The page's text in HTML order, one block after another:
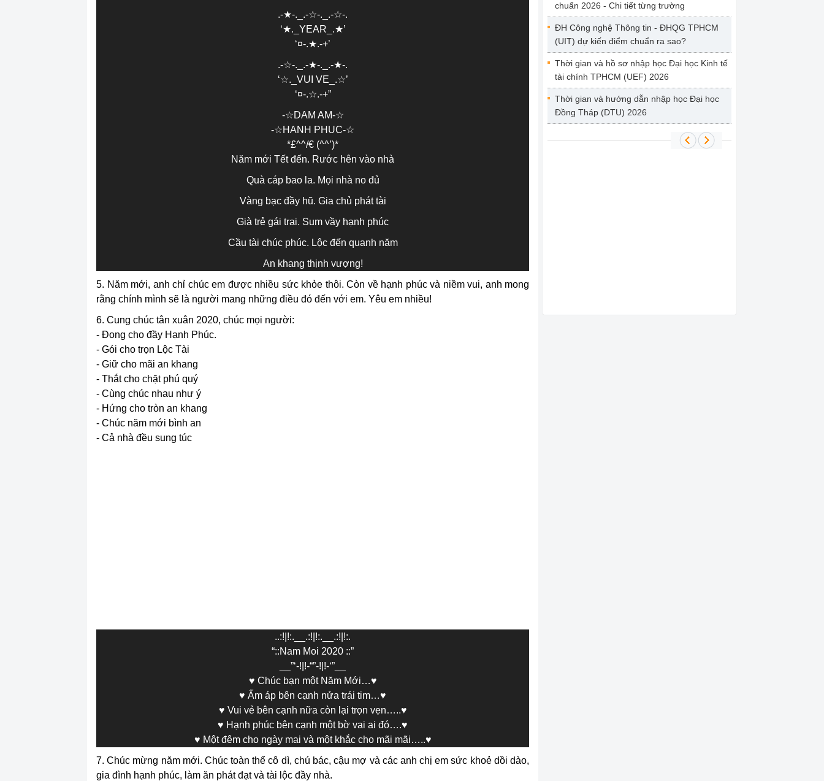
.-★-._.-☆-._.-☆-.
‘★._YEAR_.★’
‘¤-.★.-+’
.-☆-._.-★-._.-★-.
‘☆._VUI VE_.☆’
‘¤-.☆.-+”
-☆DAM AM-☆
-☆HANH PHUC-☆
*£^^/€ (^^’)*
Năm mới Tết đến. Rước hên vào nhà
Quà cáp bao la. Mọi nhà no đủ
Vàng bạc đầy hũ. Gia chủ phát tài
Già trẻ gái trai. Sum vầy hạnh phúc
Cầu tài chúc phúc. Lộc đến quanh năm
An khang thịnh vượng!
5. Năm mới, anh chỉ chúc em được nhiều sức khỏe thôi. Còn về hạnh phúc và niềm vui, anh mong
rằng chính mình sẽ là người mang những điều đó đến với em. Yêu em nhiều!
6. Cung chúc tân xuân 2020, chúc mọi người:
- Đong cho đầy Hạnh Phúc.
- Gói cho trọn Lộc Tài
- Giữ cho mãi an khang
- Thắt cho chặt phú quý
- Cùng chúc nhau như ý
- Hứng cho tròn an khang
- Chúc năm mới bình an
- Cả nhà đều sung túc
..:!|!:.__.:!|!:.__.:!|!:.
“::Nam Moi 2020 ::”
__”‘-!|!-“”-!|!-‘”__
♥ Chúc bạn một Năm Mới…♥
♥ Ấm áp bên cạnh nửa trái tim…♥
♥ Vui vẻ bên cạnh nữa còn lại trọn vẹn…..♥
♥ Hạnh phúc bên cạnh một bờ vai ai đó….♥
♥ Một đêm cho ngày mai và một khắc cho mãi mãi…..♥
7. Chúc mừng năm mới. Chúctoàn thể cô dì, chú bác, cậu mợ và các anh chị em sức khoẻ dồi dào,
gia đình hạnh phúc, làm ăn phát đạt và tài lộc đầy nhà.
chuẩn 2026 - Chi tiết từng trường
ĐH Công nghệ Thông tin - ĐHQG TPHCM
(UIT) dự kiến điểm chuẩn ra sao?
Thời gian và hồ sơ nhập học Đại học Kinh tế
tài chính TPHCM (UEF) 2026
Thời gian và hướng dẫn nhập học Đại học
Đồng Tháp (DTU) 2026